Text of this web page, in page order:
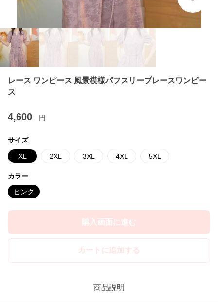
レース ワンピース 風景模様パフスリーブレースワンピー
ス
4,600 円
サイズ
XL 2XL 3XL 4XL 5XL
カラー
ピンク
購入画面に進む
カートに追加する
商品説明